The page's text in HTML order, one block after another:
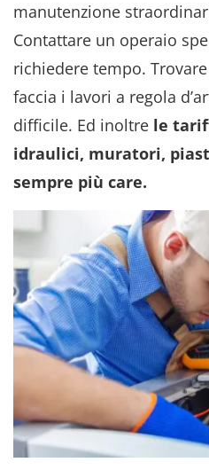
manutenzione
Contattare un operaio
richiedere tempo.
faccia i lavori a regola
difficile. Ed inoltre le
idraulici, muratori,
sempre più care.